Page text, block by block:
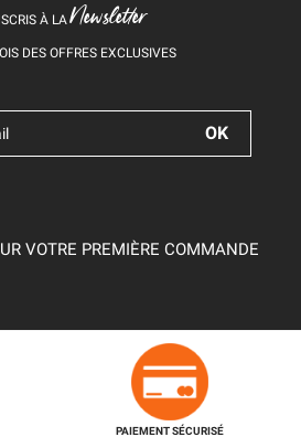
À LANewsletter
DES OFFRES EXCLUSIVES
VOTRE PREMIÈRE COMMANDE
PAIEMENT SÉCURISÉ